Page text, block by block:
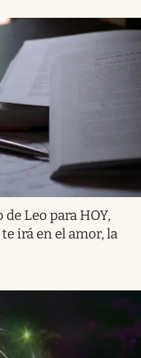
Leo para HOY,
irá en el amor, la